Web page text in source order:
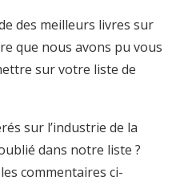
des meilleurs livres sur
que nous avons pu vous
sur votre liste de
sur l’industrie de la
dans notre liste ?
commentaires ci-